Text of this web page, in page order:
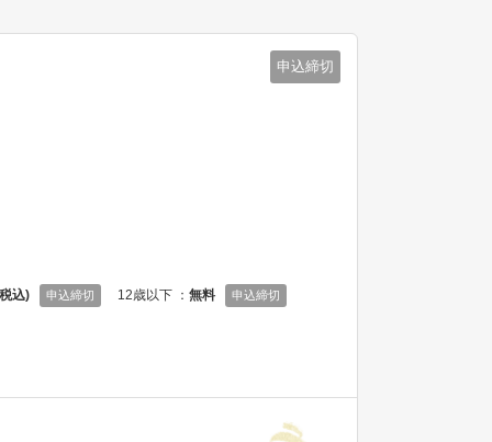
申込締切
込) 申込締切 12歳以下 ： 無料 申込締切